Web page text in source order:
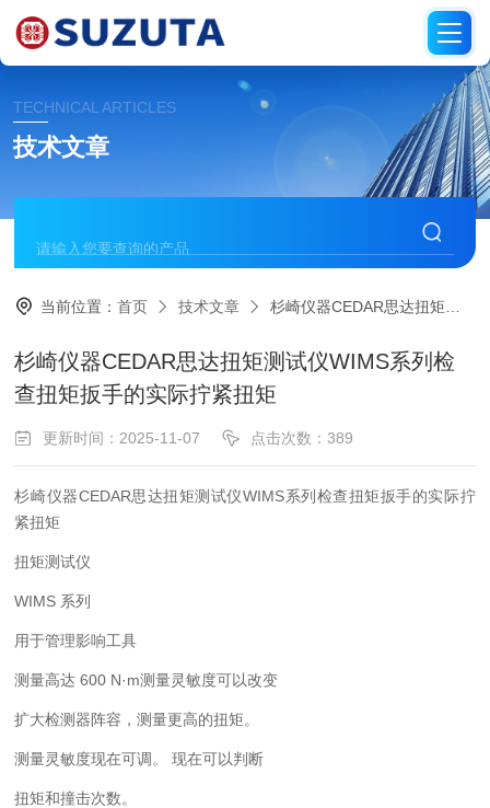
TECHNICAL ARTICLES
技术文章
当前位置：首页 技术文章 杉崎仪器CEDAR思达扭矩测试仪WIMS系列检查扭矩扳手的实际拧紧扭矩
杉崎仪器CEDAR思达扭矩测试仪WIMS系列检
查扭矩扳手的实际拧紧扭矩
更新时间：2025-11-07 点击次数：389
杉崎仪器CEDAR思达扭矩测试仪WIMS系列检查扭矩扳手的实际拧
紧扭矩
扭矩测试仪
WIMS 系列
用于管理影响工具
测量高达 600 N·m测量灵敏度可以改变
扩大检测器阵容，测量更高的扭矩。
测量灵敏度现在可调。 现在可以判断
扭矩和撞击次数。